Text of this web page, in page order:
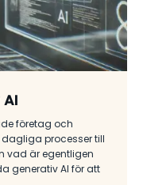
företag och
processer till
vad är egentligen
generativ AI för att